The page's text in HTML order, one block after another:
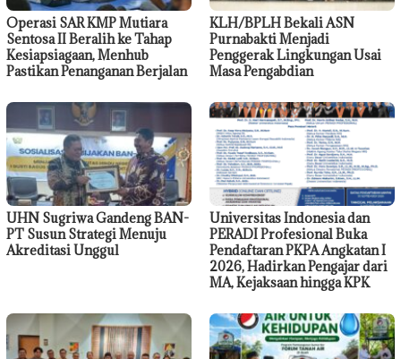
Operasi SAR KMP Mutiara
Sentosa II Beralih ke Tahap
Kesiapsiagaan, Menhub
Pastikan Penanganan Berjalan
KLH/BPLH Bekali ASN
Purnabakti Menjadi
Penggerak Lingkungan Usai
Masa Pengabdian
UHN Sugriwa Gandeng BAN-
PT Susun Strategi Menuju
Akreditasi Unggul
Universitas Indonesia dan
PERADI Profesional Buka
Pendaftaran PKPA Angkatan I
2026, Hadirkan Pengajar dari
MA, Kejaksaan hingga KPK